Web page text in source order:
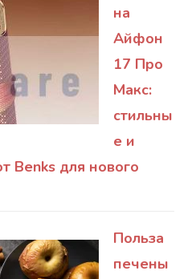
на
Айфон
17 Про
Макс:
стильны
е и
Benks для нового
Польза
печены